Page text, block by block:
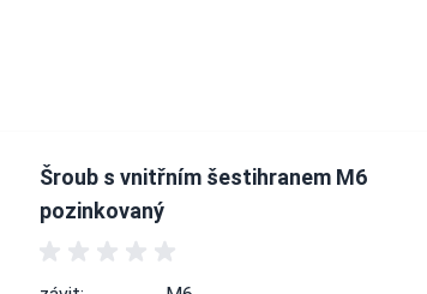
Šroub s vnitřním šestihranem M6
pozinkovaný